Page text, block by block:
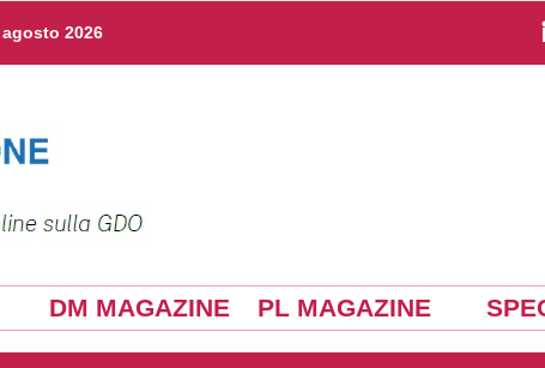
2026
DM MAGAZINE PL MAGAZINE